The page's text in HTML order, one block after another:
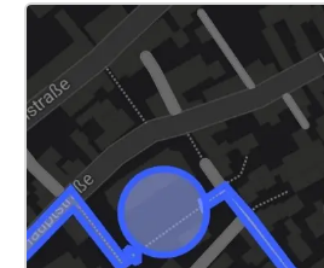
Katja Kämmerer | www.profikollektion.de O-Töne
Zeitzeugen Flörsheim: Peter
Kroonstuiver | mit Texten im O-
Schüler\*innen Leni Ahr, Timo
Koziol, Paul Patzner, Nicole
Salma Talib, Klara Tovilo
Christine Hartwig-Thürmer |
die Zwangsarbeit in Flörsheim,
zitierten Zeitzeugenaussagen